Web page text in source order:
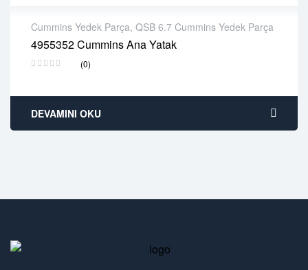
Cummins Yedek Parça, QSB 6.7 Cummins Yedek Parça
4955352 Cummins Ana Yatak
(0)
2 years warranty
Delivery time: 1-2 business days
DEVAMINI OKU